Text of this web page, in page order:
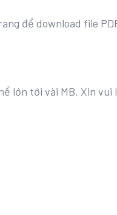
để download file
lớn tới vài MB. Xin